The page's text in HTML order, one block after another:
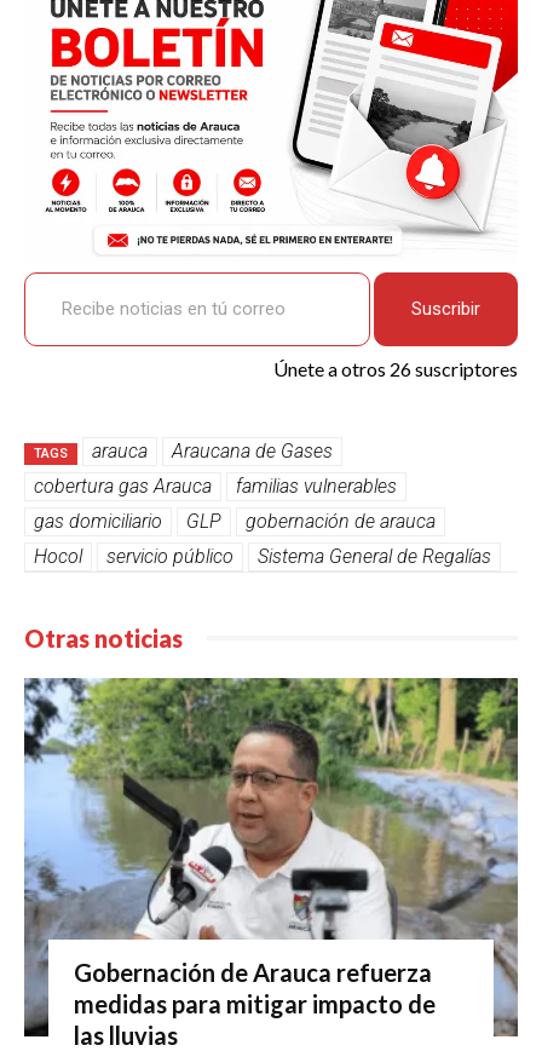
k
p
Recibe noticias en tú correo
Suscribir
Únete a otros 26 suscriptores
TAGS arauca
Araucana de Gases
cobertura gas Arauca
familias vulnerables
gas domiciliario
GLP
gobernación de arauca
Hocol
servicio público Sistema General de Regalías
Otras noticias
Gobernación de Arauca refuerza
medidas para mitigar impacto de
las lluvias